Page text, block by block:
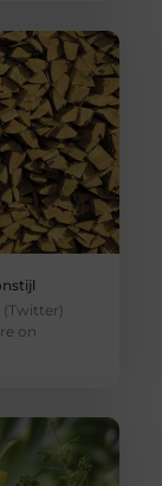
(Twitter)
on